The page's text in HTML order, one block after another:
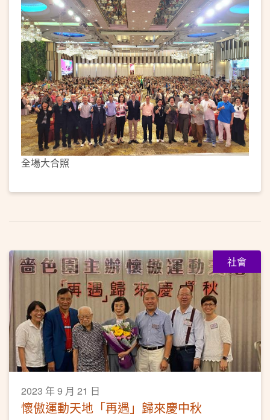
全場大合照
社會
2023 年 9 月 21 日
懷傲運動天地「再遇」歸來慶中秋